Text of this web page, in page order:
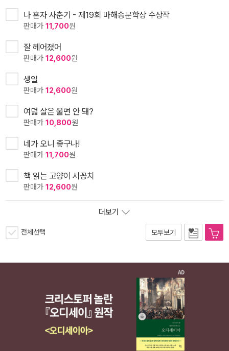
나 혼자 사춘기 - 제19회 마해송문학상 수상작
판매가 11,700원
잘 헤어졌어
판매가 12,600원
생일
판매가 12,600원
여덟 살은 울면 안 돼?
판매가 10,800원
네가 오니 좋구나!
판매가 11,700원
책 읽는 고양이 서꽁치
판매가 12,600원
더보기
전체선택 모두보기